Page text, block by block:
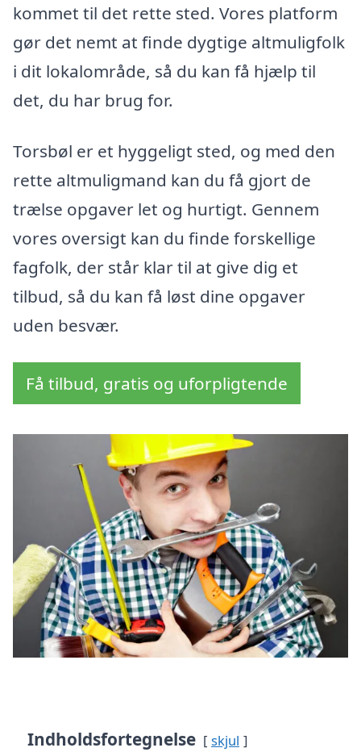
kommet til det rette sted. Vores platform
gør det nemt at finde dygtige altmuligfolk
i dit lokalområde, så du kan få hjælp til
det, du har brug for.
Torsbøl er et hyggeligt sted, og med den
rette altmuligmand kan du få gjort de
trælse opgaver let og hurtigt. Gennem
vores oversigt kan du finde forskellige
fagfolk, der står klar til at give dig et
tilbud, så du kan få løst dine opgaver
uden besvær.
Få tilbud, gratis og uforpligtende
Indholdsfortegnelse skjul